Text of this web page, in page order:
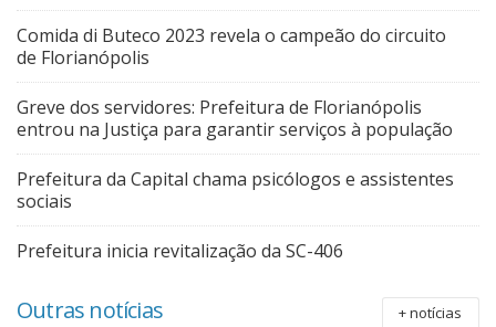
Comida di Buteco 2023 revela o campeão do circuito
de Florianópolis
Greve dos servidores: Prefeitura de Florianópolis
entrou na Justiça para garantir serviços à população
Prefeitura da Capital chama psicólogos e assistentes
sociais
Prefeitura inicia revitalização da SC-406
Outras notícias + notícias